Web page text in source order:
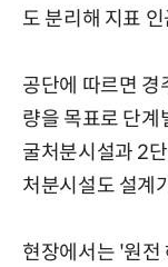
도 분리해 지표
공단에 따르면
량을 목표로 단계
굴처분시설과 2
처분시설도 설계
현장에서는 '원전